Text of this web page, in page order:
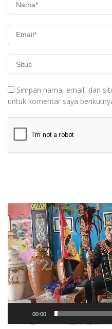
Simpan nama, email, dan
untuk komentar saya
Pemutar
Video
00:00